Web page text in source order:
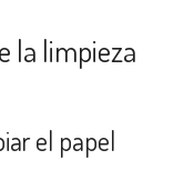
la limpieza
el papel